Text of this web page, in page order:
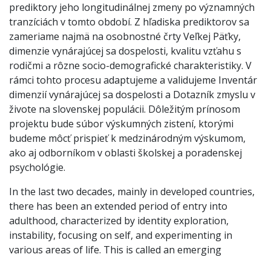
prediktory jeho longitudinálnej zmeny po významných
tranzíciách v tomto období. Z hľadiska prediktorov sa
zameriame najmä na osobnostné črty Veľkej Päťky,
dimenzie vynárajúcej sa dospelosti, kvalitu vzťahu s
rodičmi a rôzne socio-demografické charakteristiky. V
rámci tohto procesu adaptujeme a validujeme Inventár
dimenzií vynárajúcej sa dospelosti a Dotazník zmyslu v
živote na slovenskej populácii. Dôležitým prínosom
projektu bude súbor výskumných zistení, ktorými
budeme môcť prispieť k medzinárodným výskumom,
ako aj odborníkom v oblasti školskej a poradenskej
psychológie.
In the last two decades, mainly in developed countries,
there has been an extended period of entry into
adulthood, characterized by identity exploration,
instability, focusing on self, and experimenting in
various areas of life. This is called an emerging